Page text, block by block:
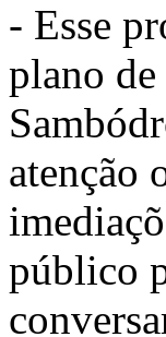
- Esse
plano
atenção
público